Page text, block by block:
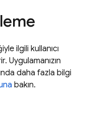
ilgili kullanıcı
Uygulamanızın
daha fazla bilgi
bakın.